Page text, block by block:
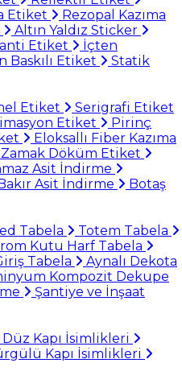
Etiket
Rezopal Kazıma
Altın Yaldız Sticker
Etiket
İçten
Baskılı Etiket
Statik
Etiket
Serigrafi Etiket
Etiket
Pirinç
Eloksallı Fiber Kazıma
Zamak Döküm Etiket
Asit İndirme
Asit İndirme
Botaş
Tabela
Totem Tabela
Kutu Harf Tabela
Tabela
Aynalı Dekota
Kompozit Dekupe
Şantiye ve İnşaat
Düz Kapı İsimlikleri
Kapı İsimlikleri